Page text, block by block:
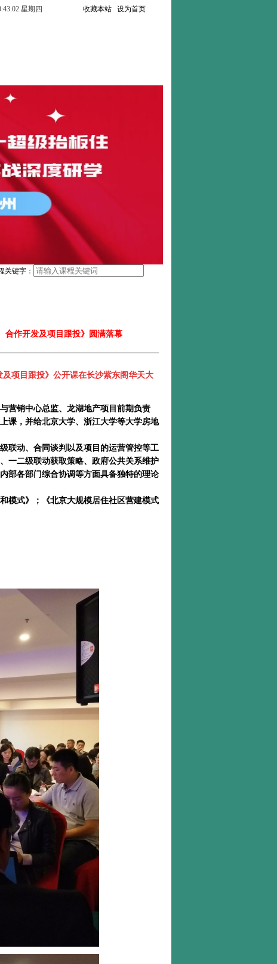
星期四 收藏本站 设为首页
关键字：
合作开发及项目跟投》圆满落幕
及项目跟投》 公开课在长沙紫东阁华天大
营销中心总监、龙湖地产项目前期负责
课，并给北京大学、浙江大学等大学房地
联动、合同谈判以及项目的运营管控等工
一二级联动获取策略、政府公共关系维护
部各部门综合协调等方面具备独特的理论
模式》；《北京大规模居住社区营建模式